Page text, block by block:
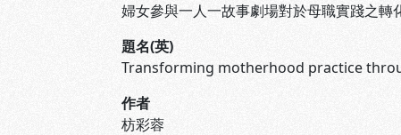
婦女參與一人一故事劇場對於母職實踐之轉
題名(英)
Transforming motherhood practice
作者
枋彩蓉